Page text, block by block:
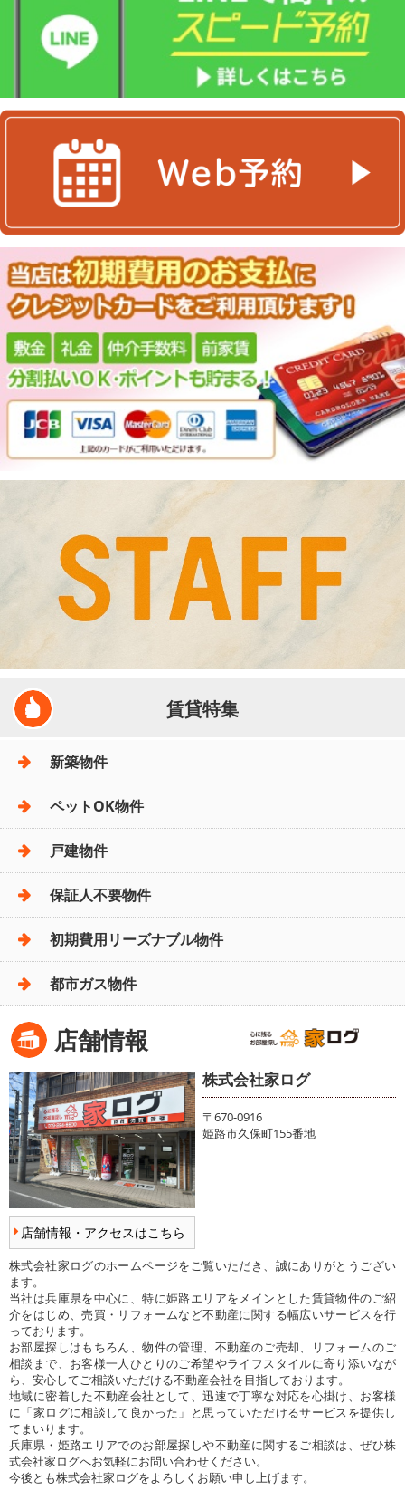
賃貸特集
新築物件
ペットOK物件
戸建物件
保証人不要物件
初期費用リーズナブル物件
都市ガス物件
店舗情報
店舗情報・アクセスはこちら
株式会社家ログ
〒670-0916
姫路市久保町155番地
株式会社家ログのホームページをご覧いただき、誠にありがとうござい
ます。
当社は兵庫県を中心に、特に姫路エリアをメインとした賃貸物件のご紹
介をはじめ、売買・リフォームなど不動産に関する幅広いサービスを行
っております。
お部屋探しはもちろん、物件の管理、不動産のご売却、リフォームのご
相談まで、お客様一人ひとりのご希望やライフスタイルに寄り添いなが
ら、安心してご相談いただける不動産会社を目指しております。
地域に密着した不動産会社として、迅速で丁寧な対応を心掛け、お客様
に「家ログに相談して良かった」と思っていただけるサービスを提供し
てまいります。
兵庫県・姫路エリアでのお部屋探しや不動産に関するご相談は、ぜひ株
式会社家ログへお気軽にお問い合わせください。
今後とも株式会社家ログをよろしくお願い申し上げます。